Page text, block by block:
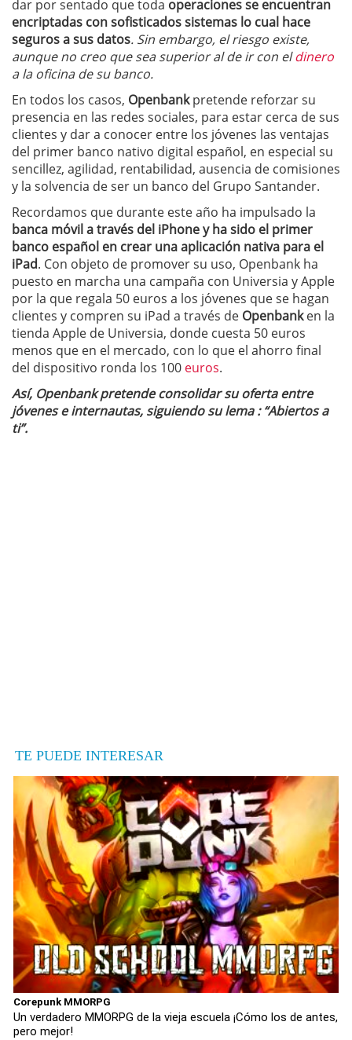
dar por sentado que toda operaciones se encuentran
encriptadas con sofisticados sistemas lo cual hace
seguros a sus datos. Sin embargo, el riesgo existe,
aunque no creo que sea superior al de ir con eldinero
a la oficina de su banco.
En todos los casos, Openbankpretende reforzar su
presencia en las redes sociales, para estar cerca de sus
clientes y dar a conocer entre los jóvenes las ventajas
del primer banco nativo digital español, en especial su
sencillez, agilidad, rentabilidad, ausencia de comisiones
y la solvencia de ser un banco del Grupo Santander.
Recordamos que durante este año ha impulsado la
banca móvil a través del iPhone y ha sido el primer
banco español en crear una aplicación nativa para el
iPad. Con objeto de promover su uso, Openbank ha
puesto en marcha una campaña con Universia y Apple
por la que regala 50 euros a los jóvenes que se hagan
clientes y compren su iPad a través de Openbanken la
tienda Apple de Universia, donde cuesta 50 euros
menos que en el mercado, con lo que el ahorro final
del dispositivo ronda los 100 euros.
Así, Openbank pretende consolidar su oferta entre
jóvenes e internautas, siguiendo su lema : “Abiertos a
ti”.
TE PUEDE INTERESAR
Corepunk MMORPG
Un verdadero MMORPG de la vieja escuela ¡Cómo los de antes,
pero mejor!